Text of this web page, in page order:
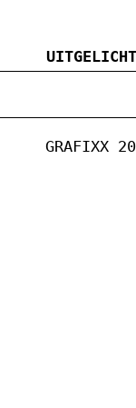
UITGELICHT
GRAFIXX